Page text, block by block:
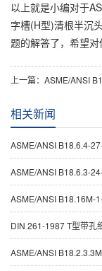
以上就是小编对于
字槽(H型)清根半沉
题的解答了，希望对
上一篇： ASME/ANSI B18.6.3-24-2013 BT
相关新闻
ASME/ANSI B18.6.4-27-
ASME/ANSI B18.6.3-
ASME/ANSI B18.16M-
DIN 261-1987 T型带孔
ASME/ANSI